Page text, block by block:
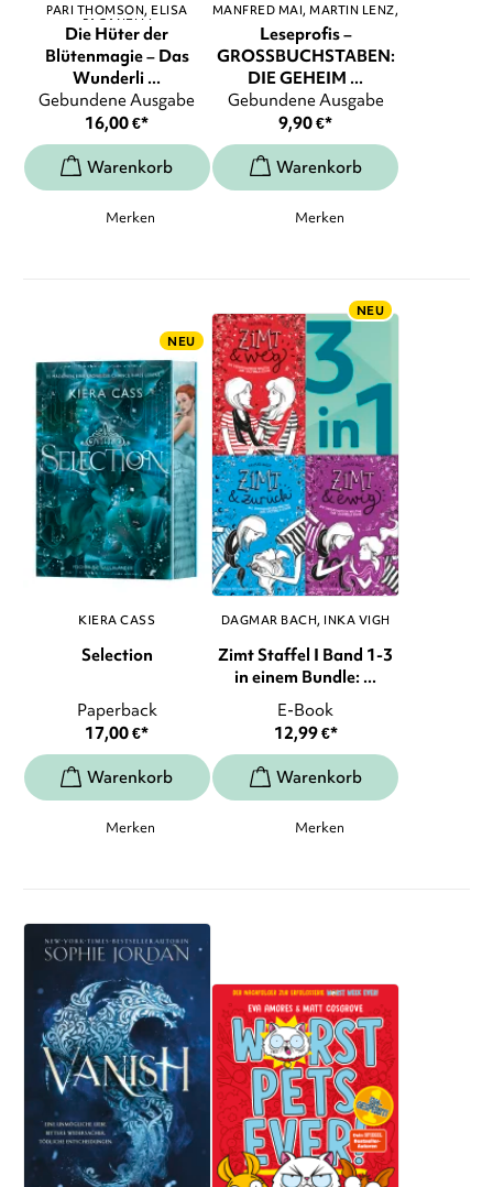
PARI THOMSON ELISA
PAGANELLI
Die Hüter der
Blütenmagie – Das
Wunderli ...
Gebundene Ausgabe
16,00€*
Merken
MANFRED MAI MARTIN LENZ,
...
Leseprofis –
GROSSBUCHSTABEN:
DIE GEHEIM ...
Gebundene Ausgabe
9,90€*
Merken
NEU
KIERA CASS
Selection
Paperback
17,00€*
Merken
NEU
DAGMAR BACH INKA VIGH
Zimt Staffel I Band 1-3
in einem Bundle: ...
E-Book
12,99€*
Merken